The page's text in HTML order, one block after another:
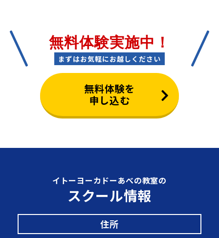
無料体験実施中！
まずはお気軽にお越しください
無料体験を
申し込む
イトーヨーカドーあべの教室の
スクール情報
住所